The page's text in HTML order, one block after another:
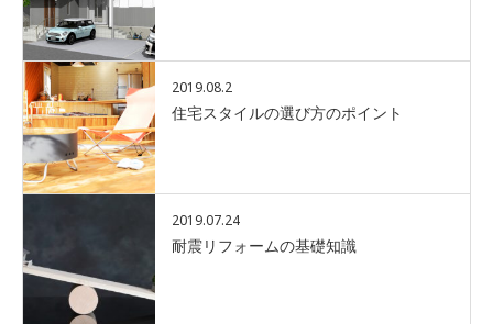
2019.08.2
住宅スタイルの選び方のポイント
2019.07.24
耐震リフォームの基礎知識